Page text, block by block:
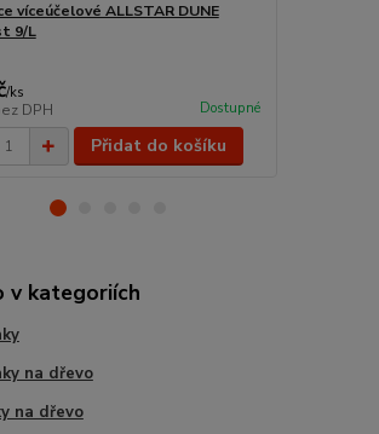
víceúčelové ALLSTAR DUNE
9/L
/ks
DPH Dostupné
Přidat do košíku
v kategoriích
na dřevo
na dřevo